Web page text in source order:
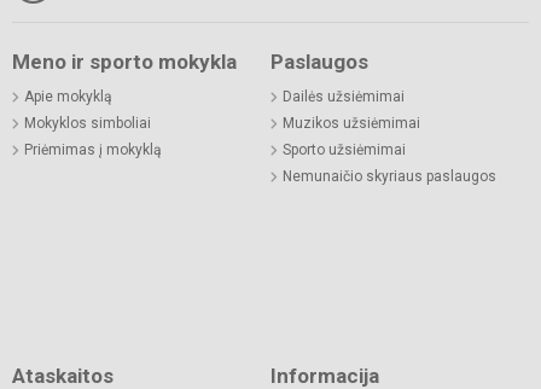
Meno ir sporto mokykla
Apie mokyklą
Mokyklos simboliai
Priėmimas į mokyklą
Paslaugos
Dailės užsiėmimai
Muzikos užsiėmimai
Sporto užsiėmimai
Nemunaičio skyriaus paslaugos
Ataskaitos Informacija